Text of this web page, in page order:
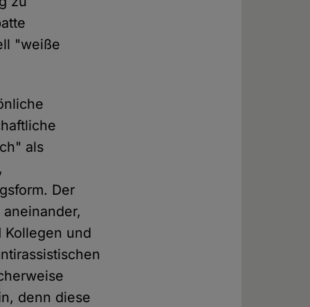
"weiße
als
Der
Kollegen und
denn diese